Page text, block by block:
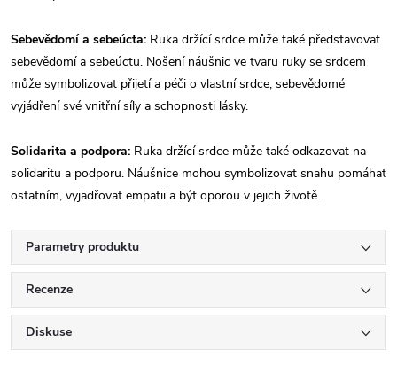
Sebevědomí a sebeúcta: Ruka držící srdce může také představovat
sebevědomí a sebeúctu. Nošení náušnic ve tvaru ruky se srdcem
může symbolizovat přijetí a péči o vlastní srdce, sebevědomé
vyjádření své vnitřní síly a schopnosti lásky.
Solidarita a podpora: Ruka držící srdce může také odkazovat na
solidaritu a podporu. Náušnice mohou symbolizovat snahu pomáhat
ostatním, vyjadřovat empatii a být oporou v jejich životě.
Parametry produktu
Recenze
Diskuse